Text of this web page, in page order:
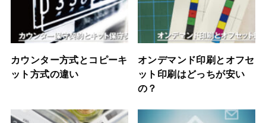
カウンター方式とコピーキ
ット方式の違い
オンデマンド印刷とオフセ
ット印刷はどっちが安い
の？